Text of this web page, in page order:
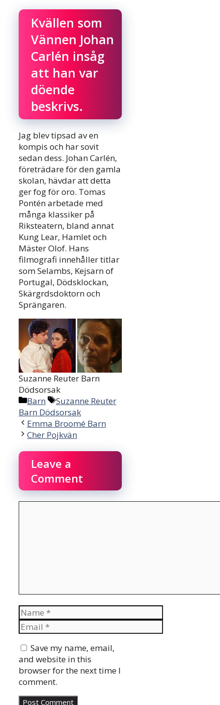
Kvällen som
Vännen Johan
Carlén insåg
att han var
döende
beskrivs.
Jag blev tipsad av en
kompis och har sovit
sedan dess. Johan Carlén,
företrädare för den gamla
skolan, hävdar att detta
ger fog för oro. Tomas
Pontén arbetade med
många klassiker på
Riksteatern, bland annat
Kung Lear, Hamlet och
Mäster Olof. Hans
filmografi innehåller titlar
som Selambs, Kejsarn of
Portugal, Dödsklockan,
Skärgrdsdoktorn och
Sprängaren.
Suzanne Reuter Barn
Dödsorsak
Categories
Barn Tags
Suzanne Reuter
Barn Dödsorsak
Emma Broomé Barn
Cher Pojkvän
Leave a
Comment
Name
Email
Save my name, email,
and website in this
browser for the next time I
comment.